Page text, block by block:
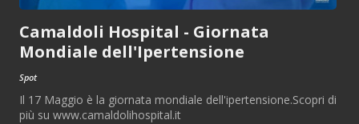
Camaldoli Hospital - Giornata
Mondiale dell'Ipertensione
Spot
Il 17 Maggio è la giornata mondiale dell'ipertensione.Scopri di
più su www.camaldolihospital.it